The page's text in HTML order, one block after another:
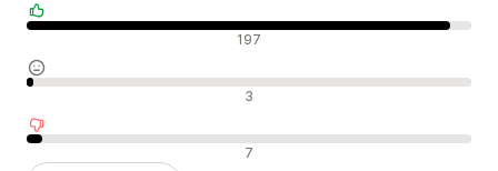
Recenzii pozitive 197
Recenzii neutre 3
Recenzii negative 7